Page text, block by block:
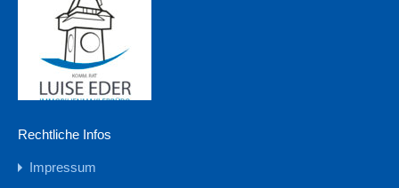
Rechtliche Infos
Impressum